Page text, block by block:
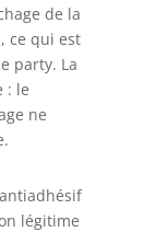
de la
ce qui est
party. La
: le
ne
légitime